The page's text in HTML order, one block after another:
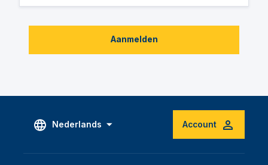
Aanmelden
Nederlands Account